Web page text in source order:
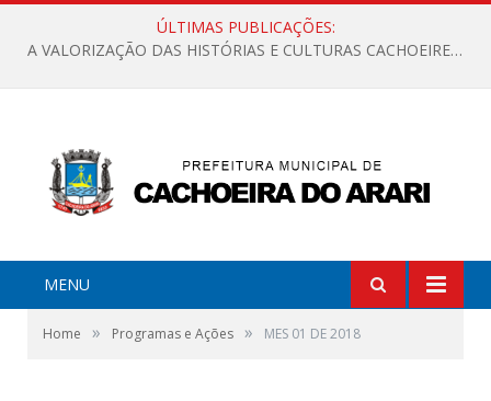
ÚLTIMAS PUBLICAÇÕES:
A VALORIZAÇÃO DAS HISTÓRIAS E CULTURAS CACHOEIRENSES
MENU
Home » Programas e Ações » MES 01 DE 2018